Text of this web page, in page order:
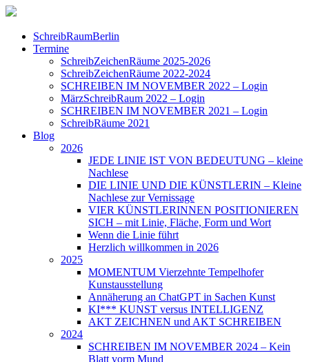
SchreibRaumBerlin
Termine
SchreibZeichenRäume 2025-2026
SchreibZeichenRäume 2022-2024
SCHREIBEN IM NOVEMBER 2022 – Login
MärzSchreibRaum 2022 – Login
SCHREIBEN IM NOVEMBER 2021 – Login
SchreibRäume 2021
Blog
2026
JEDE LINIE IST VON BEDEUTUNG – kleine
Nachlese
DIE LINIE UND DIE KÜNSTLERIN – Kleine
Nachlese zur Vernissage
VIER KÜNSTLERINNEN POSITIONIEREN
SICH – mit Linie, Fläche, Form und Wort
Wenn die Linie führt
Herzlich willkommen in 2026
2025
MOMENTUM Vierzehnte Tempelhofer
Kunstausstellung
Annäherung an ChatGPT in Sachen Kunst
KI*** KUNST versus INTELLIGENZ
AKT ZEICHNEN und AKT SCHREIBEN
2024
SCHREIBEN IM NOVEMBER 2024 – Kein
Blatt vorm Mund